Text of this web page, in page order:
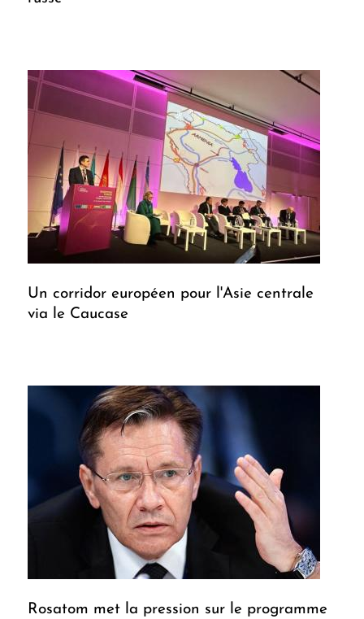
Un corridor européen pour l'Asie centrale
via le Caucase
Rosatom met la pression sur le programme